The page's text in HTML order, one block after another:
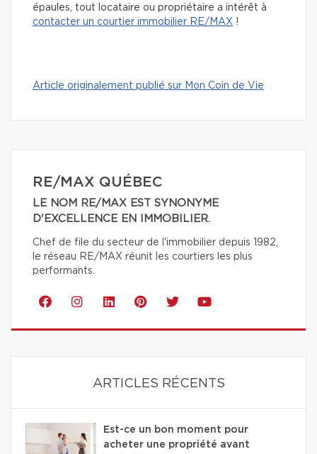
épaules, tout locataire ou propriétaire a intérêt à
contacter un courtier immobilier RE/MAX !
Article originalement publié sur Mon Coin de Vie
RE/MAX QUÉBEC
LE NOM RE/MAX EST SYNONYME
D'EXCELLENCE EN IMMOBILIER.
Chef de file du secteur de l'immobilier depuis 1982,
le réseau RE/MAX réunit les courtiers les plus
performants.
ARTICLES RÉCENTS
Est-ce un bon moment pour
acheter une propriété avant